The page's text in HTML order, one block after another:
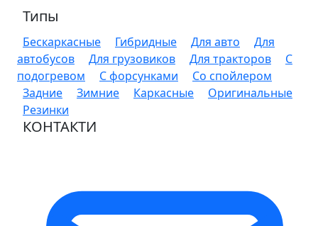
Типы
Бескаркасные Гибридные Для авто
Для
автобусов
Для грузовиков Для тракторов
С
подогревом
С форсунками
Со спойлером
Задние
Зимние Каркасные
Оригинальные
Резинки
КОНТАКТИ